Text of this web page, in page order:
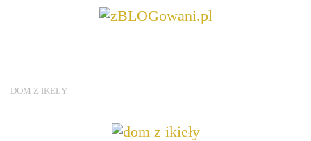
DOM Z IKEŁY